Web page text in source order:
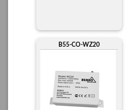
B55-CO-WZ20